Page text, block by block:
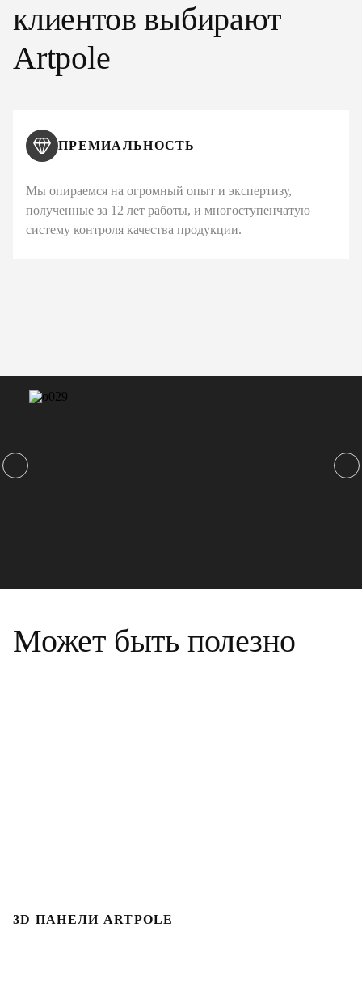
клиентов выбирают
Artpole
ПРЕМИАЛЬНОСТЬ
Мы опираемся на огромный опыт и экспертизу,
полученные за 12 лет работы, и многоступенчатую
систему контроля качества продукции.
Может быть полезно
3D ПАНЕЛИ ARTPOLE